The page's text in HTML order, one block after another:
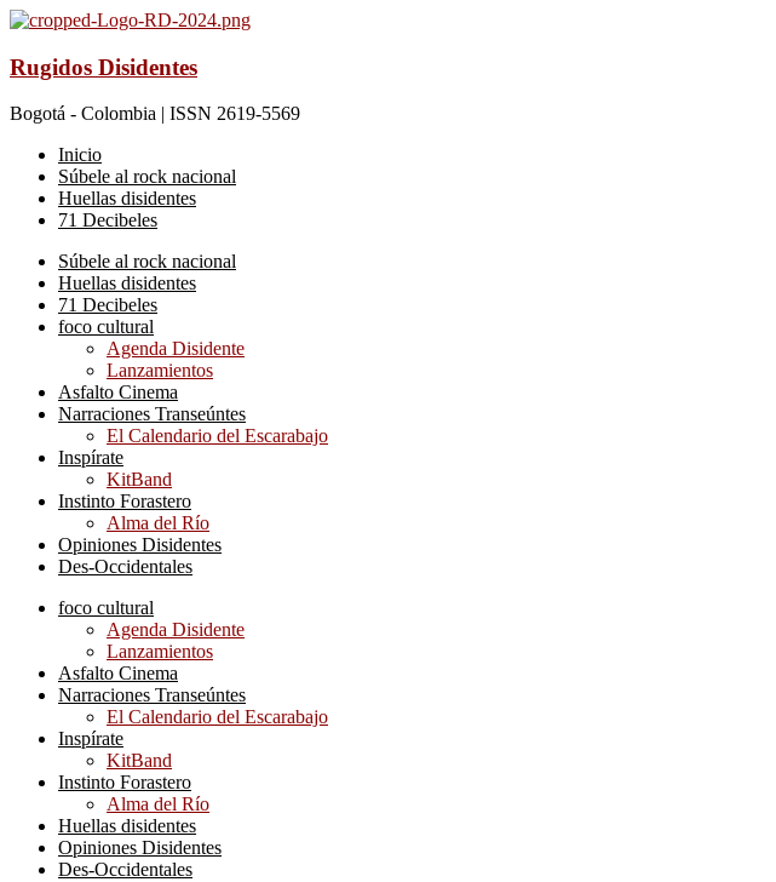
Rugidos Disidentes
Bogotá - Colombia | ISSN 2619-5569
Inicio
Súbele al rock nacional
Huellas disidentes
71 Decibeles
Súbele al rock nacional
Huellas disidentes
71 Decibeles
foco cultural
Agenda Disidente
Lanzamientos
Asfalto Cinema
Narraciones Transeúntes
El Calendario del Escarabajo
Inspírate
KitBand
Instinto Forastero
Alma del Río
Opiniones Disidentes
Des-Occidentales
foco cultural
Agenda Disidente
Lanzamientos
Asfalto Cinema
Narraciones Transeúntes
El Calendario del Escarabajo
Inspírate
KitBand
Instinto Forastero
Alma del Río
Huellas disidentes
Opiniones Disidentes
Des-Occidentales